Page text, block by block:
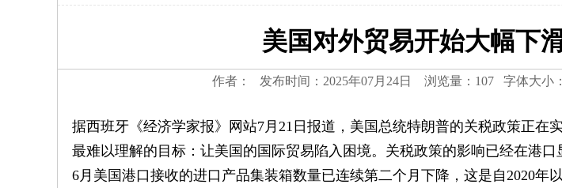
美国对外贸易开始大幅下
作者： 发布时间：2025年07月24日 浏览量：107 字体大小
据西班牙《经济学家报》网站7月21日报道，美国总统特朗普的关税政策正在
最难以理解的目标：让美国的国际贸易陷入困境。关税政策的影响已经在港口
6月美国港口接收的进口产品集装箱数量已连续第二个月下降，这是自2020年